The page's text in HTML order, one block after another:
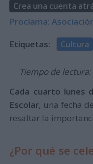
Crea una cuenta
Proclama:
Etiquetas: Cultura
Tiempo de
Cada cuarto lunes
Escolar, una fecha
resaltar la
¿Por qué se